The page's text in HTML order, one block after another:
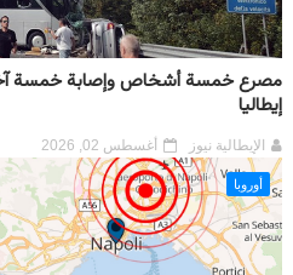
مصرع خمسة أشخاص وإصابة خمسة
إيطاليا
الإيطالية نيوز أغسطس 02, 2026
أوروبا